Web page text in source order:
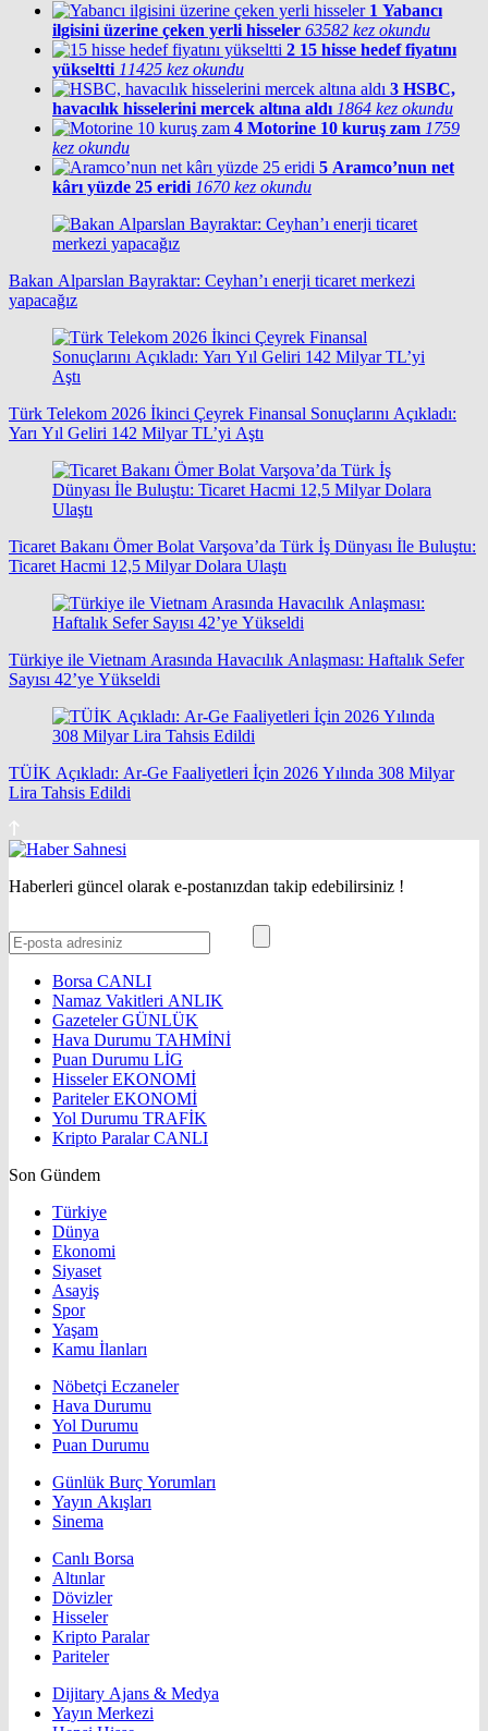
1 Yabancı
ilgisini üzerine çeken yerli hisseler 63582 kez okundu
2 15 hisse hedef fiyatını
yükseltti 11425 kez okundu
3 HSBC,
havacılık hisselerini mercek altına aldı 1864 kez okundu
4 Motorine 10 kuruş zam 1759
kez okundu
5 Aramco’nun net
kârı yüzde 25 eridi 1670 kez okundu
Bakan Alparslan Bayraktar: Ceyhan’ı enerji ticaret merkezi
yapacağız
Türk Telekom 2026 İkinci Çeyrek Finansal Sonuçlarını Açıkladı:
Yarı Yıl Geliri 142 Milyar TL’yi Aştı
Ticaret Bakanı Ömer Bolat Varşova’da Türk İş Dünyası İle Buluştu:
Ticaret Hacmi 12,5 Milyar Dolara Ulaştı
Türkiye ile Vietnam Arasında Havacılık Anlaşması: Haftalık Sefer
Sayısı 42’ye Yükseldi
TÜİK Açıkladı: Ar-Ge Faaliyetleri İçin 2026 Yılında 308 Milyar
Lira Tahsis Edildi
Haberleri güncel olarak e-postanızdan takip edebilirsiniz !
Borsa CANLI
Namaz Vakitleri ANLIK
GazetelerGÜNLÜK
Hava Durumu TAHMİNİ
Puan Durumu LİG
HisselerEKONOMİ
ParitelerEKONOMİ
Yol Durumu TRAFİK
Kripto ParalarCANLI
Son Gündem
Türkiye
Dünya
Ekonomi
Siyaset
Asayiş
Spor
Yaşam
Kamu İlanları
Nöbetçi Eczaneler
Hava Durumu
Yol Durumu
Puan Durumu
Günlük Burç Yorumları
Yayın Akışları
Sinema
Canlı Borsa
Altınlar
Dövizler
Hisseler
Kripto Paralar
Pariteler
Dijitary Ajans & Medya
Yayın Merkezi